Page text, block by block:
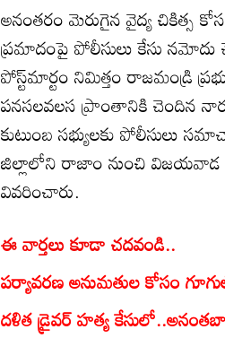
అనంతరం మెరుగైన వైద్య చికిత్స
ప్రమాదంపై పోలీసులు కేసు నమోదు
పోస్ట్‌మార్టం నిమిత్తం రాజమండ్రి
పనసలవలస ప్రాంతానికి చెందిన
కుటుంబ సభ్యులకు పోలీసులు
జిల్లాలోని రాజాం నుంచి విజయవాడ
వివరించారు.
ఈ వార్తలు కూడా చదవండి..
పర్యావరణ అనుమతుల కోసం
దళిత డ్రైవర్‌ హత్య